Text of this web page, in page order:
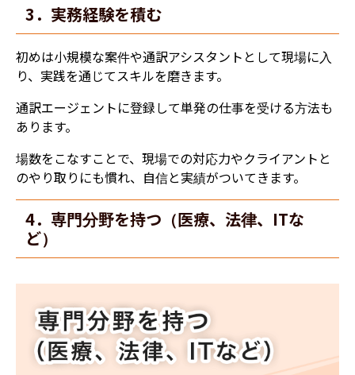
3．実務経験を積む
初めは小規模な案件や通訳アシスタントとして現場に入
り、実践を通じてスキルを磨きます。
通訳エージェントに登録して単発の仕事を受ける方法も
あります。
場数をこなすことで、現場での対応力やクライアントと
のやり取りにも慣れ、自信と実績がついてきます。
4．専門分野を持つ（医療、法律、ITな
ど）